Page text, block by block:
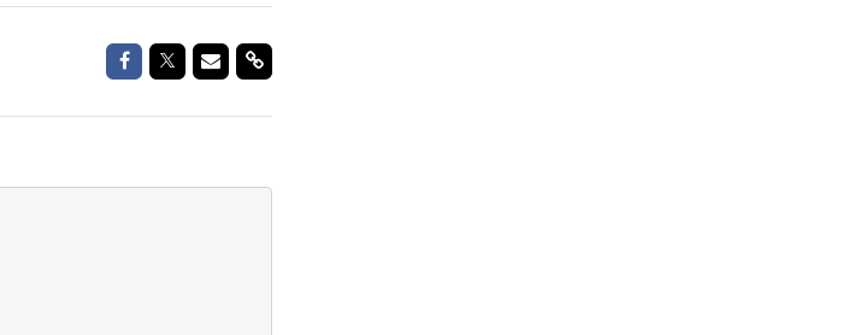
Delen op Facebook
Delen op Twitter
Delen via Mail
Delen link